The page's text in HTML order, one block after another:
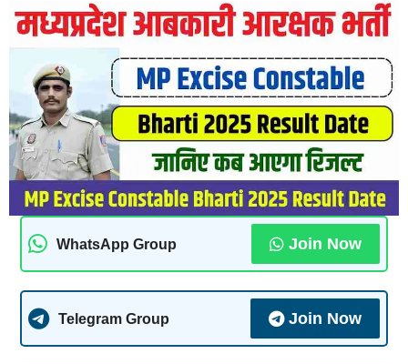
WhatsApp Group Join Now
Telegram Group Join Now